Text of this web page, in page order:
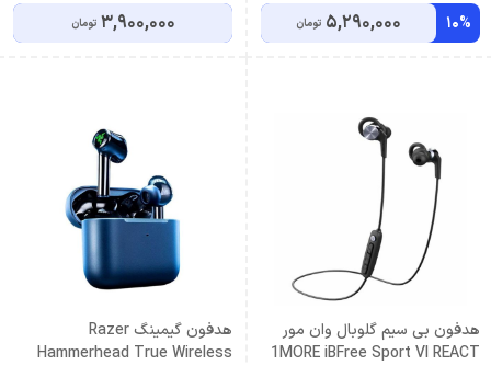
10%
5,290,000 تومان 3,900,000 تومان
هدفون بی سیم گلوبال وان مور
1MORE iBFree Sport VI REACT
هدفون گیمینگ Razer
Hammerhead True Wireless